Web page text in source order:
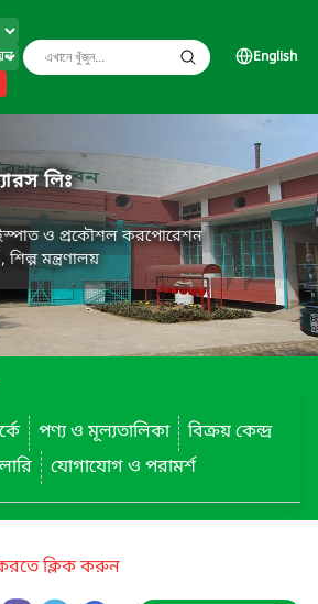
English
লিঃ
ও প্রকৌশল করপোরেশন
মন্ত্রণালয়
পণ্য ও মূল্যতালিকা
বিক্রয় কেন্দ্র
যোগাযোগ ও পরামর্শ
ক্লিক করুন